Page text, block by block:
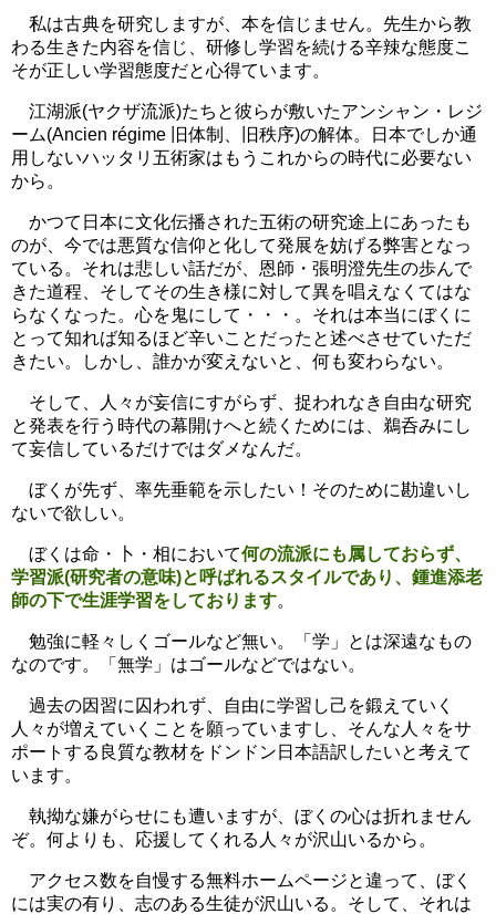
私は古典を研究しますが、本を信じません。先生から教
わる生きた内容を信じ、研修し学習を続ける辛辣な態度こ
そが正しい学習態度だと心得ています。
江湖派(ヤクザ流派)たちと彼らが敷いたアンシャン・レジ
ーム(Ancien régime 旧体制、旧秩序)の解体。日本でしか通
用しないハッタリ五術家はもうこれからの時代に必要ない
から。
かつて日本に文化伝播された五術の研究途上にあったも
のが、今では悪質な信仰と化して発展を妨げる弊害となっ
ている。それは悲しい話だが、恩師・張明澄先生の歩んで
きた道程、そしてその生き様に対して異を唱えなくてはな
らなくなった。心を鬼にして・・・。それは本当にぼくに
とって知れば知るほど辛いことだったと述べさせていただ
きたい。しかし、誰かが変えないと、何も変わらない。
そして、人々が妄信にすがらず、捉われなき自由な研究
と発表を行う時代の幕開けへと続くためには、鵜呑みにし
て妄信しているだけではダメなんだ。
ぼくが先ず、率先垂範を示したい！そのために勘違いし
ないで欲しい。
ぼくは命・卜・相において何の流派にも属しておらず、
学習派(研究者の意味)と呼ばれるスタイルであり、鍾進添老
師の下で生涯学習をしております。
勉強に軽々しくゴールなど無い。「学」とは深遠なもの
なのです。「無学」はゴールなどではない。
過去の因習に囚われず、自由に学習し己を鍛えていく
人々が増えていくことを願っていますし、そんな人々をサ
ポートする良質な教材をドンドン日本語訳したいと考えて
います。
執拗な嫌がらせにも遭いますが、ぼくの心は折れません
ぞ。何よりも、応援してくれる人々が沢山いるから。
アクセス数を自慢する無料ホームページと違って、ぼく
には実の有り、志のある生徒が沢山いる。そして、それは